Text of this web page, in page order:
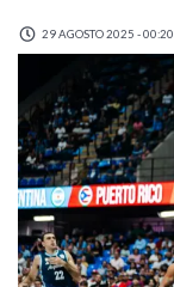
29 AGOSTO 2025 - 00:20